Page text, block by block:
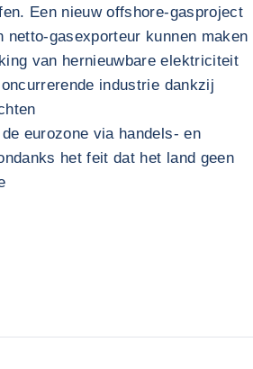
Een nieuw offshore-gasproject
netto-gasexporteur kunnen maken
van hernieuwbare elektriciteit
industrie dankzij
eurozone via handels- en
het feit dat het land geen